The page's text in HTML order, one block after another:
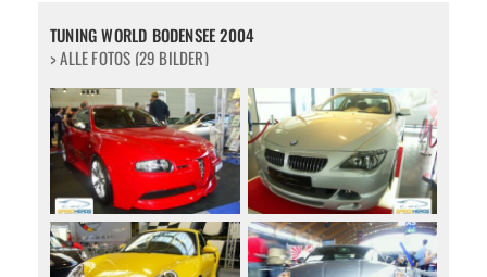
TUNING WORLD BODENSEE 2004
> ALLE FOTOS (29 BILDER)